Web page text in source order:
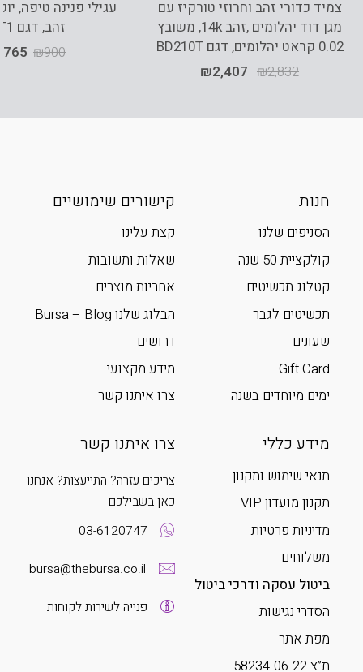
צמיד כדורי זהב וחרוזי טורקיז עם
מגן דוד יהלומים ,זהב 14k, משובץ
0.02 קראט יהלומים, דגם BD210T
₪2,832
₪2,407
זהב, דגם ET1
₪900
765
חנות
הסניפים שלנו
קולקציית 50 שנה
קטלוג תכשיטים
תכשיטים לגבר
שעונים
Gift Card
ימים מיוחדים בשנה
קישורים שימושיים
קצת עלינו
שאלות ותשובות
אחריות מוצרים
הבלוג שלנו Bursa – Blog
דרושים
מידע מקצועי
צרו איתנו קשר
מידע כללי
תנאי שימוש ותקנון
תקנון מועדון VIP
מדיניות פרטיות
משלוחים
ביטול עסקה ודרכי ביטול
הסדרי נגישות
מפת אתר
ת”צ 58234-06-22
צרו איתנו קשר
צריכים עזרה? התייעצות? אנחנו
כאן בשבילכם
03-6120747
bursa@thebursa.co.il
פנייה לשירות לקוחות